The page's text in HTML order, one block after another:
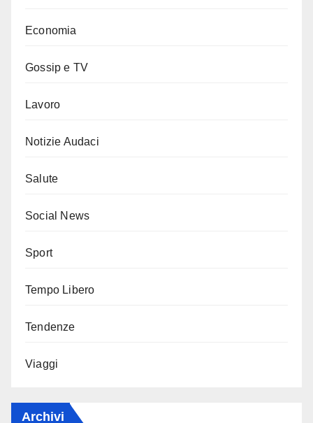
Economia
Gossip e TV
Lavoro
Notizie Audaci
Salute
Social News
Sport
Tempo Libero
Tendenze
Viaggi
Archivi